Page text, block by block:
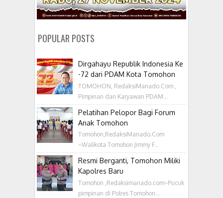
POPULAR POSTS
Dirgahayu Republik Indonesia Ke
-72 dari PDAM Kota Tomohon
TOMOHON, RedaksiManado.Com ,
Pimpinan dan Karyawan PDAM...
Pelatihan Pelopor Bagi Forum
Anak Tomohon
Tomohon,RedaksiManado.Com
~Walikota Tomohon Jimmy F...
Resmi Berganti, Tomohon Miliki
Kapolres Baru
Tomohon ,Redaksimanado.com~Pucuk
pimpinan di Polres Tomohon...